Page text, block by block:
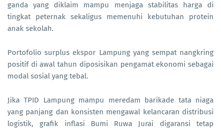
ganda yang diklaim mampu menjaga stabilitas harga di
tingkat peternak sekaligus memenuhi kebutuhan protein
anak sekolah.
Portofolio surplus ekspor Lampung yang sempat nangkring
positif di awal tahun diposisikan pengamat ekonomi sebagai
modal sosial yang tebal.
Jika TPID Lampung mampu meredam barikade tata niaga
yang panjang dan konsisten mengawal kelancaran distribusi
logistik, grafik inflasi Bumi Ruwa Jurai digaransi tetap